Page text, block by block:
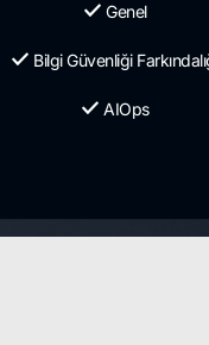
Genel
Bilgi Güvenliği
AIOps